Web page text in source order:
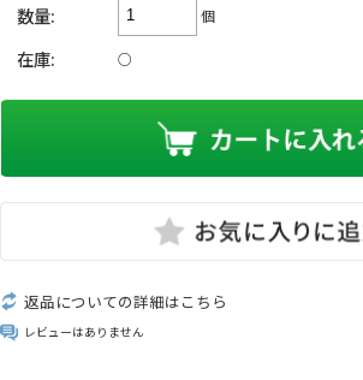
数量: 個
在庫: ○
返品についての詳細はこちら
レビューはありません